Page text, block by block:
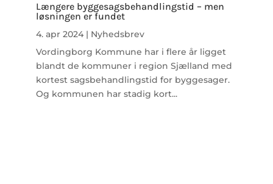
Længere byggesagsbehandlingstid – men
løsningen er fundet
4. apr 2024 | Nyhedsbrev
Vordingborg Kommune har i flere år ligget
blandt de kommuner i region Sjælland med
kortest sagsbehandlingstid for byggesager.
Og kommunen har stadig kort...